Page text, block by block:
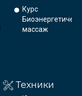
Курс
массаж
Техники